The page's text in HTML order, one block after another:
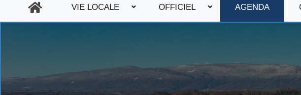
VIE LOCALE OFFICIEL AGENDA